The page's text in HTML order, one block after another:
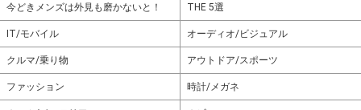
今どきメンズは外見も磨かないと！ THE 5選
IT/モバイル オーディオ/ビジュアル
クルマ/乗り物 アウトドア/スポーツ
ファッション 時計/メガネ